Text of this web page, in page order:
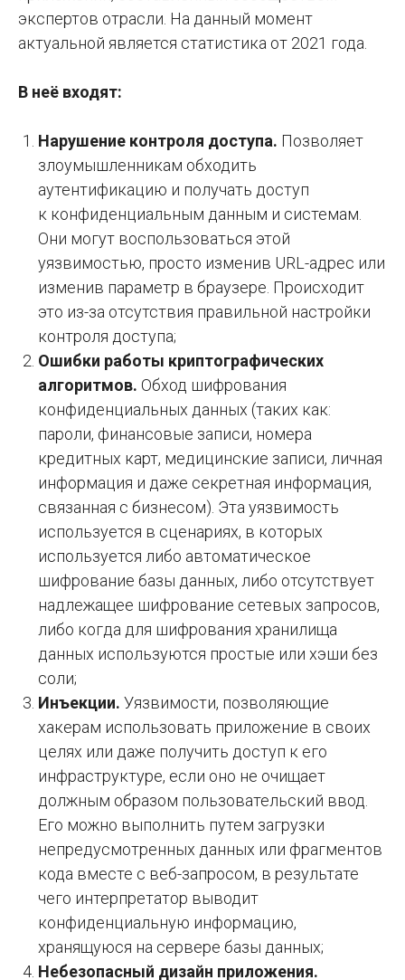
экспертов отрасли. На данный момент
актуальной является статистика от 2021 года.
В неё входят:
Нарушение контроля доступа. Позволяет
злоумышленникам обходить
аутентификацию и получать доступ
к конфиденциальным данным и системам.
Они могут воспользоваться этой
уязвимостью, просто изменив URL-адрес или
изменив параметр в браузере. Происходит
это из-за отсутствия правильной настройки
контроля доступа;
Ошибки работы криптографических
алгоритмов. Обход шифрования
конфиденциальных данных (таких как:
пароли, финансовые записи, номера
кредитных карт, медицинские записи, личная
информация и даже секретная информация,
связанная с бизнесом). Эта уязвимость
используется в сценариях, в которых
используется либо автоматическое
шифрование базы данных, либо отсутствует
надлежащее шифрование сетевых запросов,
либо когда для шифрования хранилища
данных используются простые или хэши без
соли;
Инъекции. Уязвимости, позволяющие
хакерам использовать приложение в своих
целях или даже получить доступ к его
инфраструктуре, если оно не очищает
должным образом пользовательский ввод.
Его можно выполнить путем загрузки
непредусмотренных данных или фрагментов
кода вместе с веб-запросом, в результате
чего интерпретатор выводит
конфиденциальную информацию,
хранящуюся на сервере базы данных;
Небезопасный дизайн приложения.